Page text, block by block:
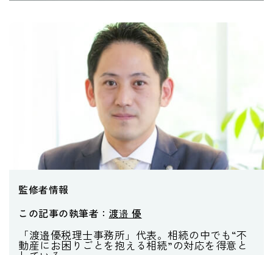
監修者情報
この記事の執筆者： 渡邉 優
「渡邉優税理士事務所」代表。相続の中でも“不
動産にお困りごとを抱える相続”の対応を得意と